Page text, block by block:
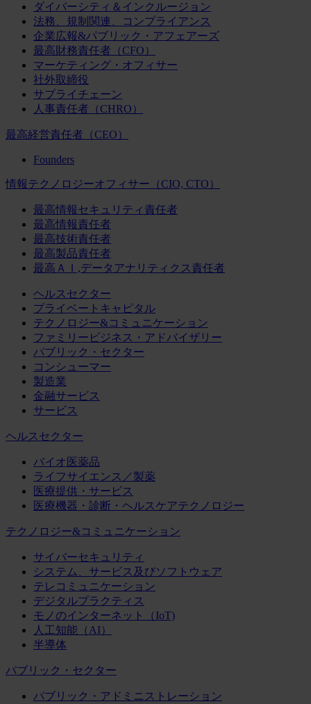
ダイバーシティ＆インクルージョン
法務、規制関連、コンプライアンス
企業広報&パブリック・アフェアーズ
最高財務責任者（CFO）
マーケティング・オフィサー
社外取締役
サプライチェーン
人事責任者（CHRO）
最高経営責任者（CEO）
Founders
情報テクノロジーオフィサー（CIO, CTO）
最高情報セキュリティ責任者
最高情報責任者
最高技術責任者
最高製品責任者
最高ＡＩ,データアナリティクス責任者
ヘルスセクター
プライベートキャピタル
テクノロジー&コミュニケーション
ファミリービジネス・アドバイザリー
パブリック・セクター
コンシューマー
製造業
金融サービス
サービス
ヘルスセクター
バイオ医薬品
ライフサイエンス／製薬
医療提供・サービス
医療機器・診断・ヘルスケアテクノロジー
テクノロジー&コミュニケーション
サイバーセキュリティ
システム、サービス及びソフトウェア
テレコミュニケーション
デジタルプラクティス
モノのインターネット（IoT)
人工知能（AI）
半導体
パブリック・セクター
パブリック・アドミニストレーション